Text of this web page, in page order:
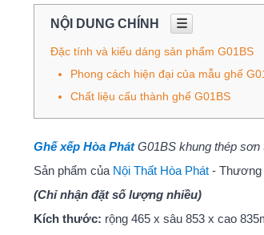
NỘI DUNG CHÍNH ☰
Đặc tính và kiểu dáng sản phẩm G01BS
Phong cách hiện đại của mẫu ghế
Chất liệu cấu thành ghế G01BS
Ghế xếp Hòa PhátG01BS khung thép sơn
Sản phẩm của Nội Thất Hòa Phát - Thương
(Chỉ nhận đặt số lượng nhiều)
Kích thước: rộng 465 x sâu 853 x cao